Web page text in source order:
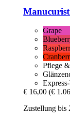
Manucurist
Grape
Pflege
€ 16,00 (€
Zustellung bis